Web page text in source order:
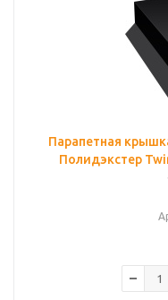
Парапетная
Полидэкстер